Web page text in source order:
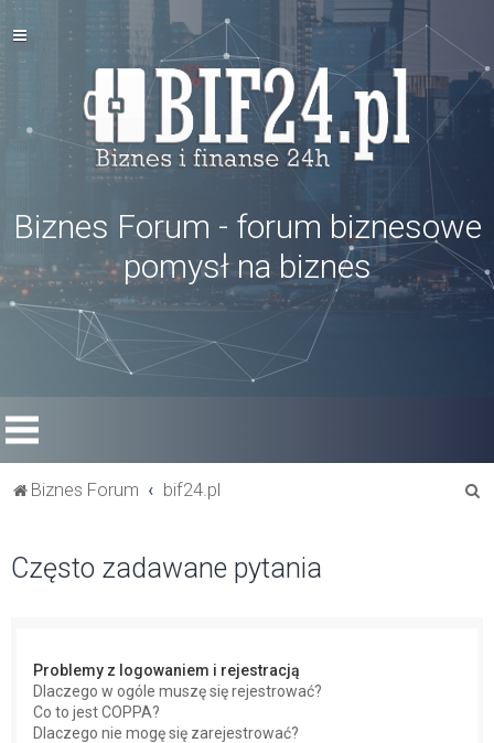
Biznes Forum - forum biznesowe
pomysł na biznes
Biznes Forum bif24.pl
Często zadawane pytania
Problemy z logowaniem i rejestracją
Dlaczego w ogóle muszę się rejestrować?
Co to jest COPPA?
Dlaczego nie mogę się zarejestrować?